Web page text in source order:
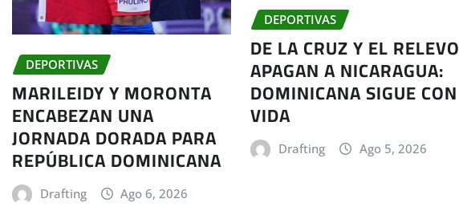
DEPORTIVAS
MARILEIDY Y MORONTA
ENCABEZAN UNA
JORNADA DORADA PARA
REPÚBLICA DOMINICANA
Drafting Ago 6, 2026
DEPORTIVAS
DE LA CRUZ Y EL RELEVO
APAGAN A NICARAGUA:
DOMINICANA SIGUE CON
VIDA
Drafting Ago 5, 2026